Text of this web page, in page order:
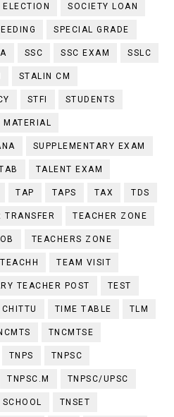
SOCIETY LOAN
SPECIAL GRADE
SSC SSC EXAM SSLC
STALIN CM
STFI STUDENTS
MATERIAL
SUPPLEMENTARY EXAM
TALENT EXAM
TAP TAPS TAX TDS
TRANSFER TEACHER ZONE
TEACHERS ZONE
TEACHH TEAM VISIT
TEACHER POST TEST
TIME TABLE TLM
TNCMTSE
TNPS TNPSC
TNPSC.M TNPSC/UPSC
TNSET